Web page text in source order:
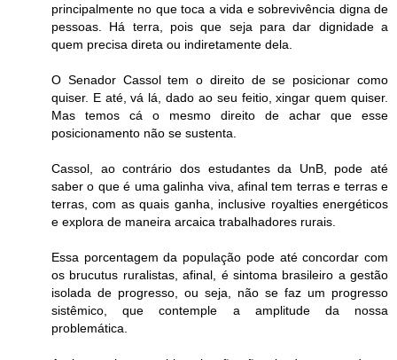
principalmente no que toca a vida e sobrevivência digna de
pessoas. Há terra, pois que seja para dar dignidade a
quem precisa direta ou indiretamente dela.
O Senador Cassol tem o direito de se posicionar como
quiser. E até, vá lá, dado ao seu feitio, xingar quem quiser.
Mas temos cá o mesmo direito de achar que esse
posicionamento não se sustenta.
Cassol, ao contrário dos estudantes da UnB, pode até
saber o que é uma galinha viva, afinal tem terras e terras e
terras, com as quais ganha, inclusive royalties energéticos
e explora de maneira arcaica trabalhadores rurais.
Essa porcentagem da população pode até concordar com
os brucutus ruralistas, afinal, é sintoma brasileiro a gestão
isolada de progresso, ou seja, não se faz um progresso
sistêmico, que contemple a amplitude da nossa
problemática.